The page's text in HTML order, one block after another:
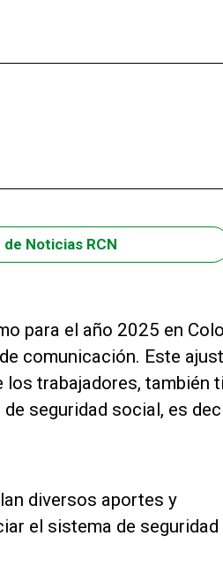
Noticias RCN
para el año 2025 en
comunicación. Este
trabajadores, también
seguridad social, es
diversos aportes y
el sistema de seguridad